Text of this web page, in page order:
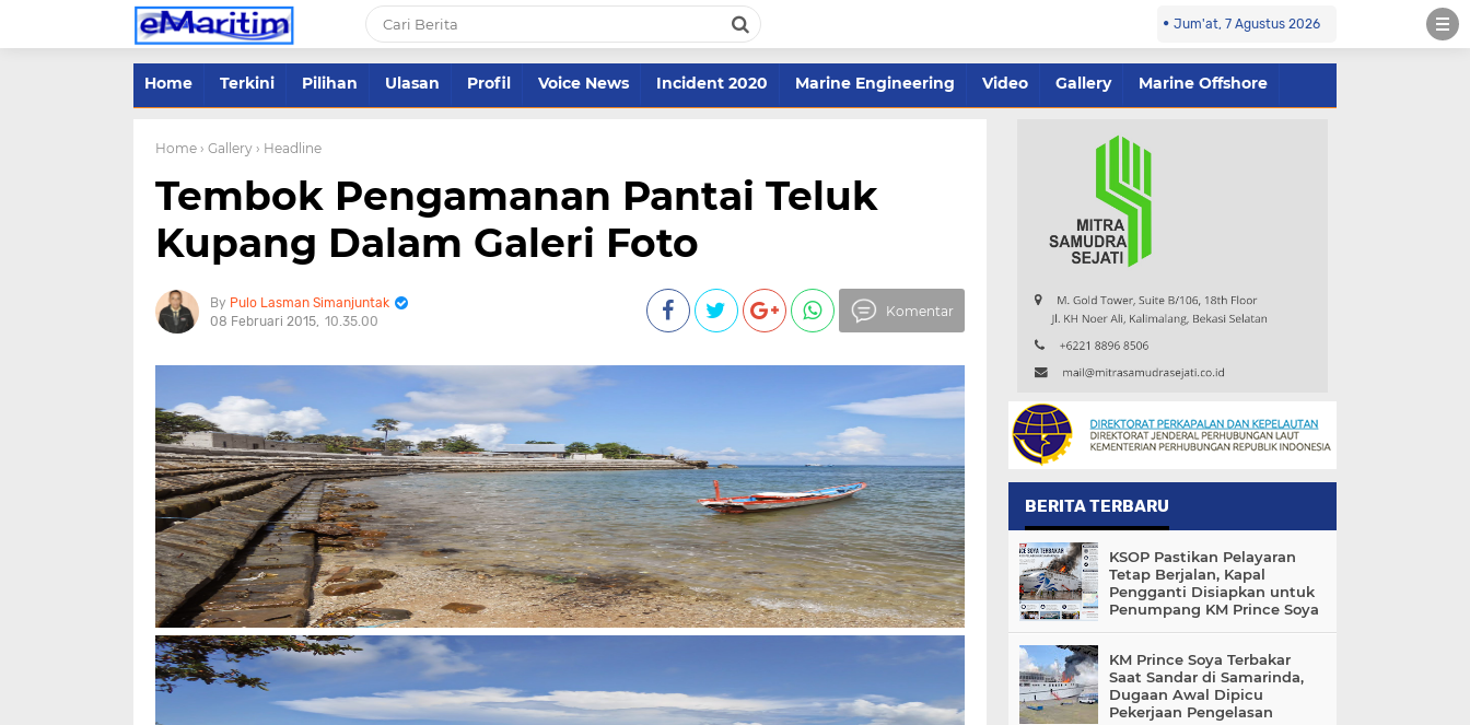
Jum'at, 7 Agustus 2026
Home Terkini Pilihan Ulasan Profil Voice News Incident 2020 Marine Engineering Video Gallery Marine Offshore
Home › Gallery › Headline
Tembok Pengamanan Pantai Teluk
Kupang Dalam Galeri Foto
Pulo Lasman Simanjuntak
08 Februari 2015 10.35.00
Komentar
BERITA TERBARU
KSOP Pastikan Pelayaran
Tetap Berjalan, Kapal
Pengganti Disiapkan untuk
Penumpang KM Prince Soya
KM Prince Soya Terbakar
Saat Sandar di Samarinda,
Dugaan Awal Dipicu
Pekerjaan Pengelasan